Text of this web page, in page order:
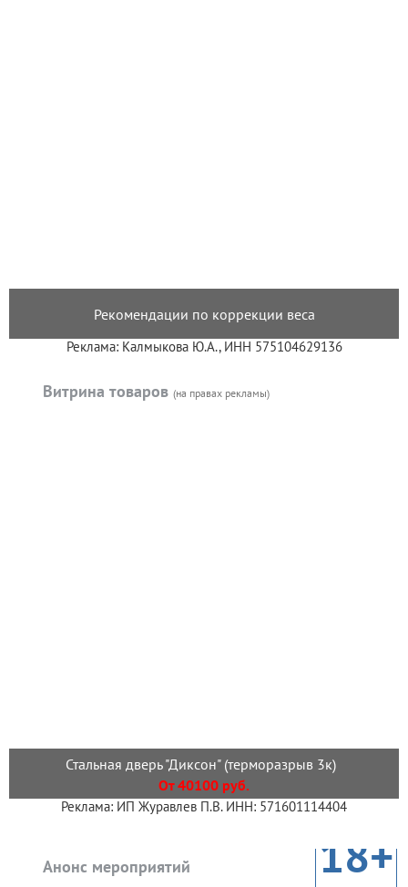
Рекомендации по коррекции веса
Реклама: Калмыкова Ю.А., ИНН 575104629136
Витрина товаров (на правах рекламы)
Стальная дверь "Диксон" (терморазрыв 3к)
От 40100 руб.
Реклама: ИП Журавлев П.В. ИНН: 571601114404
Анонс мероприятий 18+